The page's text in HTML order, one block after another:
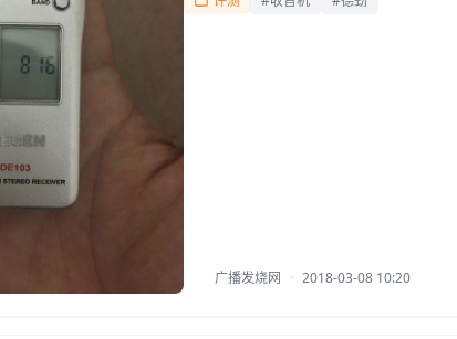
广播发烧网 · 2018-03-08 10:20